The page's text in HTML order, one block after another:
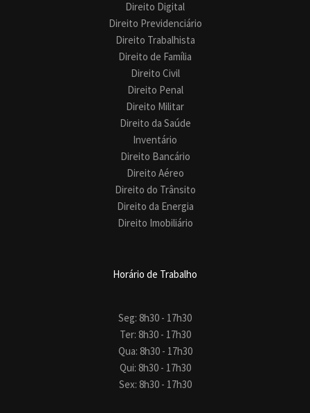
Direito Digital
Direito Previdenciário
Direito Trabalhista
Direito de Família
Direito Civil
Direito Penal
Direito Militar
Direito da Saúde
Inventário
Direito Bancário
Direito Aéreo
Direito do Trânsito
Direito da Energia
Direito Imobiliário
Horário de Trabalho
Seg: 8h30 - 17h30
Ter: 8h30 - 17h30
Qua: 8h30 - 17h30
Qui: 8h30 - 17h30
Sex: 8h30 - 17h30